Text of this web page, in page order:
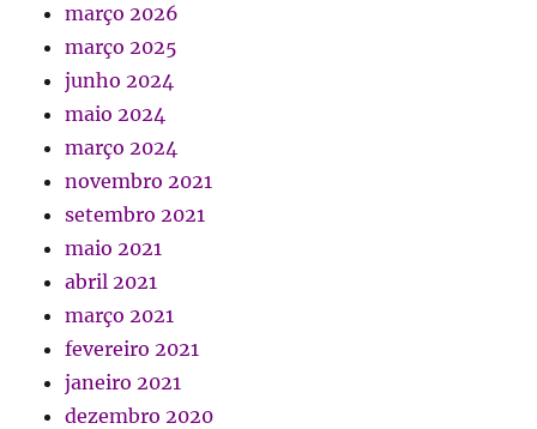
março 2026
março 2025
junho 2024
maio 2024
março 2024
novembro 2021
setembro 2021
maio 2021
abril 2021
março 2021
fevereiro 2021
janeiro 2021
dezembro 2020